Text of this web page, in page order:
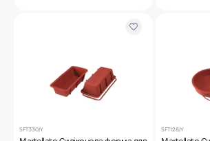
SFT330/Y SFT128/Y